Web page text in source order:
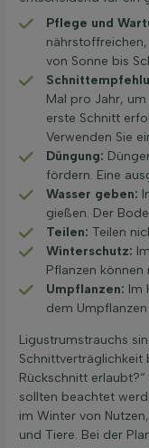
Pflege und
von Sonne bis
Mal pro Jahr,
erste Schnitt
Verwenden Sie
Düngung:
fördern. Eine
Wasser geben:
gießen. Der
Teilen: Teilen
Winterschutz:
Pflanzen
Umpflanzen: Im
dem
Ligustrumstrauchs
Schnittverträglichkeit
Rückschnitt
sollten beachtet
im Winter von
und Tiere. Bei der